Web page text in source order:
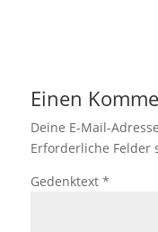
Einen
Deine E-Mail-
Erforderliche Felder
Gedenktext *